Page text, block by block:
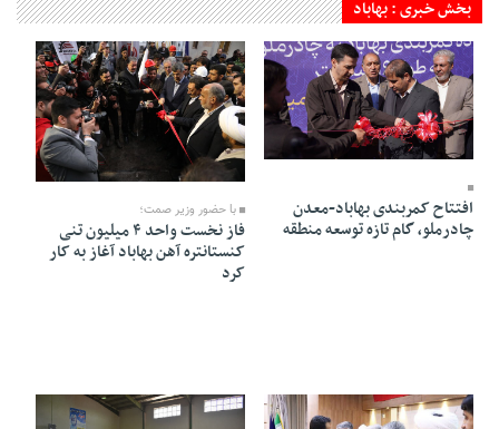
بخش خبری : بهاباد
25 Bahman 1404 - 07:19
افتتاح کمربندی بهاباد-معدن
چادرملو، گام تازه توسعه منطقه
15 Bahman 1404 - 18:58
با حضور وزیر صمت؛
فاز نخست واحد ۴ میلیون تنی
کنستانتره آهن بهاباد آغاز به کار
کرد